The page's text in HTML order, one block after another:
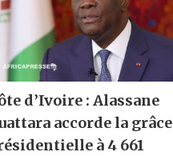
d’Ivoire : Alassane
accorde la grâce
à 4 661